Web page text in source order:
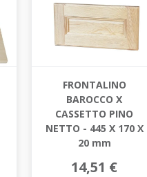
FRONTALINO
BAROCCO X
CASSETTO PINO
NETTO - 445 X 170 X
20 mm
14,51 €